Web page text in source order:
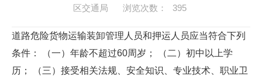
区交通局
浏览次数： 395
道路危险货物运输装卸管理人员和押运人员应当符合下列
条件： （一）年龄不超过60周岁； （二）初中以上学
历； （三）接受相关法规、安全知识、专业技术、职业卫